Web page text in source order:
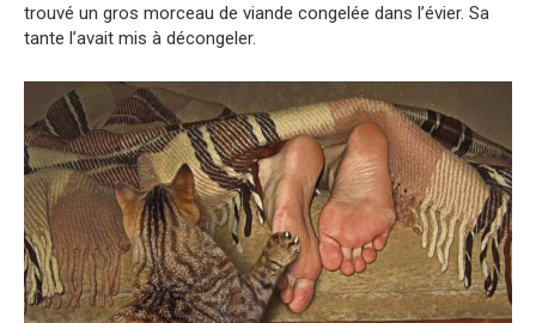
trouvé un gros morceau de viande congelée dans l’évier. Sa
tante l’avait mis à décongeler.